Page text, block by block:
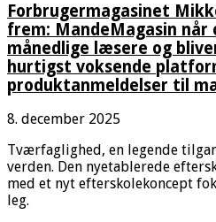
Forbrugermagasinet
frem: MandeMagasin når
månedlige læsere og
hurtigst voksende
produktanmeldelser til
8. december 2025
Tværfaglighed, en legende
verden. Den nyetablerede
med et nyt efterskolekoncept
leg.